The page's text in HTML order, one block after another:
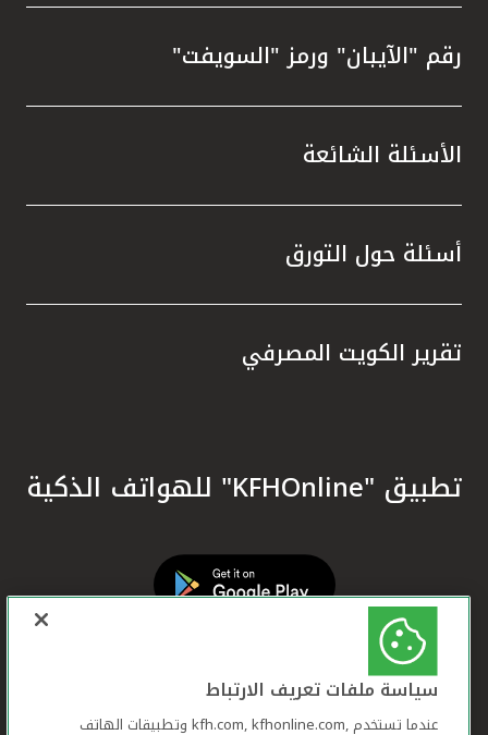
رقم "الآيبان" ورمز "السويفت"
الأسئلة الشائعة
أسئلة حول التورق
تقرير الكويت المصرفي
تطبيق "KFHOnline" للهواتف الذكية
سياسة ملفات تعريف الارتباط
عندما تستخدم ,kfh.com, kfhonline.com وتطبيقات الهاتف